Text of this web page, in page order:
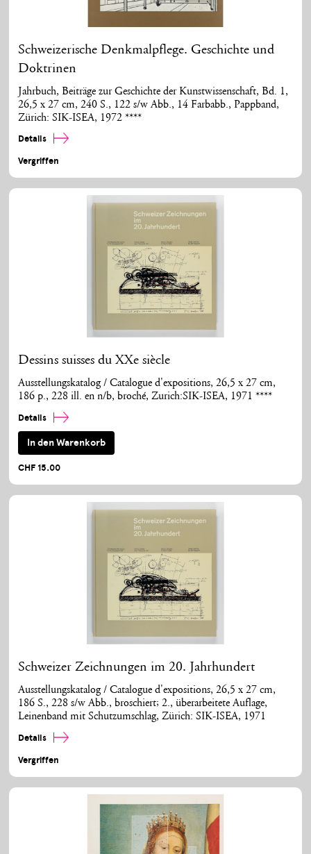
Schweizerische Denkmalpflege. Geschichte und
Doktrinen
Jahrbuch, Beiträge zur Geschichte der Kunstwissenschaft, Bd. 1,
26,5 x 27 cm, 240 S., 122 s/w Abb., 14 Farbabb., Pappband,
Zürich: SIK-ISEA, 1972 ****
Details
Vergriffen
Dessins suisses du XXe siècle
Ausstellungskatalog / Catalogue d'expositions, 26,5 x 27 cm,
186 p., 228 ill. en n/b, broché, Zurich:SIK-ISEA, 1971 ****
Details
In den Warenkorb
CHF 15.00
Schweizer Zeichnungen im 20. Jahrhundert
Ausstellungskatalog / Catalogue d'expositions, 26,5 x 27 cm,
186 S., 228 s/w Abb., broschiert; 2., überarbeitete Auflage,
Leinenband mit Schutzumschlag, Zürich: SIK-ISEA, 1971
Details
Vergriffen